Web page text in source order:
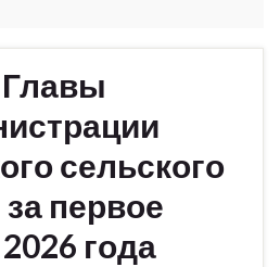
сельского
первое
года